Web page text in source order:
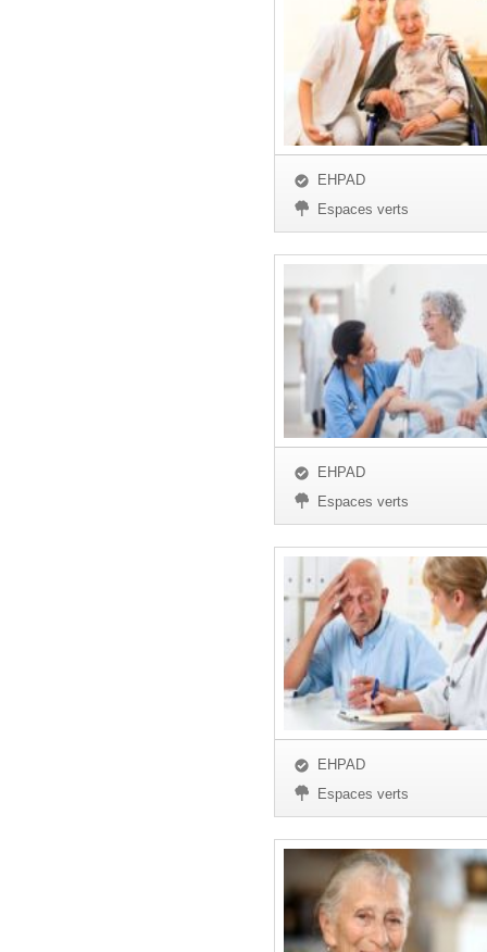
EHPAD
Espaces verts
EHPAD
Espaces verts
EHPAD
Espaces verts